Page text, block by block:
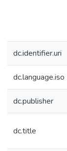
dc.identifier.uri
dc.language.iso
dc.publisher
dc.title